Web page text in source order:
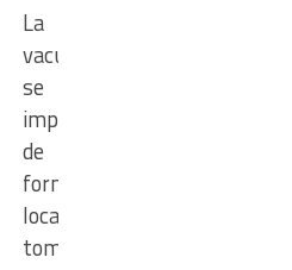
La
vacunación
se
implementará
de
forma
localizada,
tomando